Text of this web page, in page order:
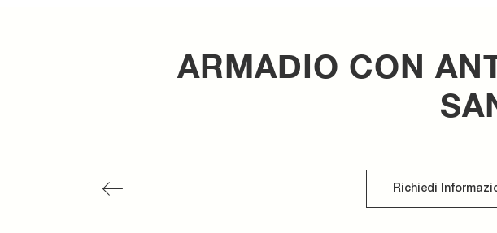
ARMADIO CON
Richiedi